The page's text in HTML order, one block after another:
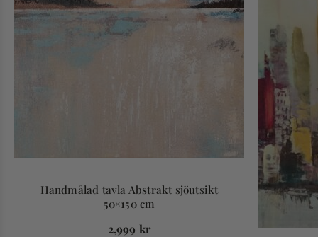
Handmålad tavla Abstrakt sjöutsikt
50×150 cm
2,999 kr